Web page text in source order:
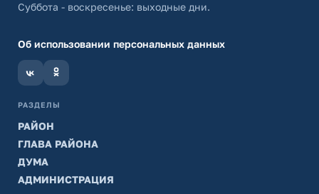
Суббота - воскресенье: выходные дни.
Об использовании персональных данных
РАЗДЕЛЫ
РАЙОН
ГЛАВА РАЙОНА
ДУМА
АДМИНИСТРАЦИЯ